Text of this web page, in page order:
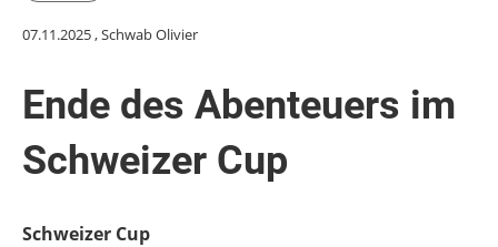
07.11.2025, Schwab Olivier
Ende des Abenteuers im
Schweizer Cup
Schweizer Cup